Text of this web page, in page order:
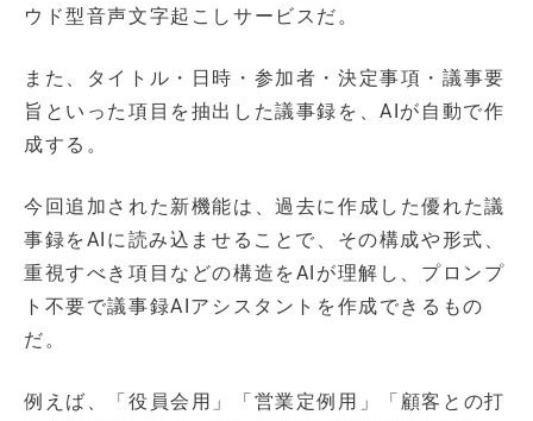
ウド型音声文字起こしサービスだ。
また、タイトル・日時・参加者・決定事項・議事要
旨といった項目を抽出した議事録を、AIが自動で作
成する。
今回追加された新機能は、過去に作成した優れた議
事録をAIに読み込ませることで、その構成や形式、
重視すべき項目などの構造をAIが理解し、プロンプ
ト不要で議事録AIアシスタントを作成できるもの
だ。
例えば、「役員会用」「営業定例用」「顧客との打